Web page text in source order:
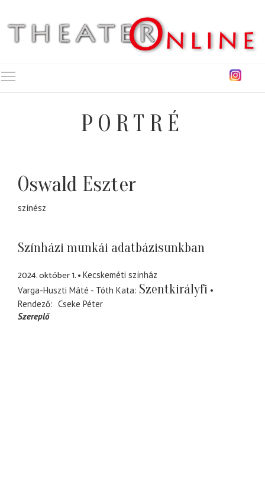
PORTRÉ
Oswald Eszter
színész
Színházi munkái adatbázisunkban
2024. október 1.
Kecskeméti színház
Varga-Huszti Máté - Tóth Kata Szentkirályfi
Rendező
Cseke Péter
Szereplő